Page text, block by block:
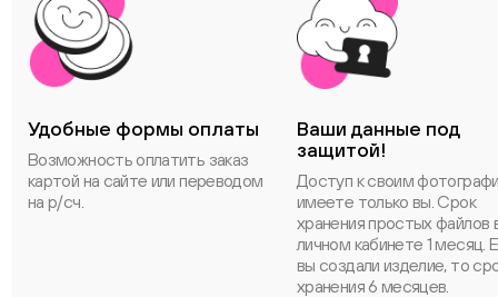
Удобные формы оплаты
Возможность оплатить заказ
картой на сайте или переводом
на р/сч.
Ваши данные под
защитой!
Доступ к своим
имеете только вы. Срок
хранения простых файлов
личном кабинете 1 месяц.
вы создали изделие, то
хранения 6 месяцев.